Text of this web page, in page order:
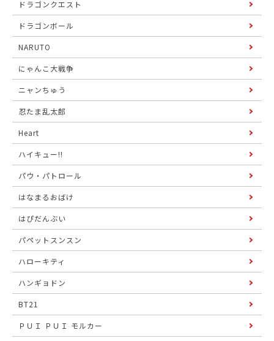
ドラゴンクエスト
ドラゴンボール
NARUTO
にゃんこ大戦争
ニャンちゅう
忍たま乱太郎
Heart
ハイキュー!!
パウ・パトロール
はなまるおばけ
はぴだんぶい
パペットスンスン
ハローキティ
ハンギョドン
BT21
ＰＵＩ ＰＵＩ モルカー